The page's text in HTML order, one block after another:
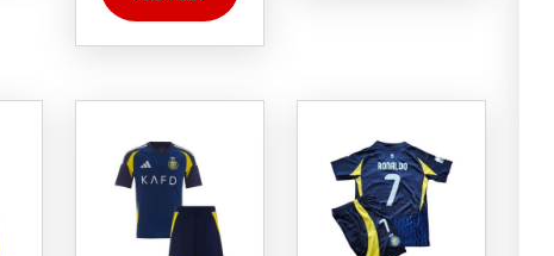
produktsiden
varianter.
kan
produktsiden
på